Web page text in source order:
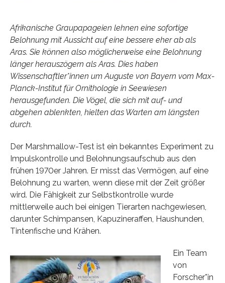
Afrikanische Graupapageien lehnen eine sofortige
Belohnung mit Aussicht auf eine bessere eher ab als
Aras. Sie können also möglicherweise eine Belohnung
länger herauszögern als Aras. Dies haben
Wissenschaftler*innen um Auguste von Bayern vom Max-
Planck-Institut für Ornithologie in Seewiesen
herausgefunden. Die Vögel, die sich mit auf- und
abgehen ablenkten, hielten das Warten am längsten
durch.
Der Marshmallow-Test ist ein bekanntes Experiment zu
Impulskontrolle und Belohnungsaufschub aus den
frühen 1970er Jahren. Er misst das Vermögen, auf eine
Belohnung zu warten, wenn diese mit der Zeit größer
wird. Die Fähigkeit zur Selbstkontrolle wurde
mittlerweile auch bei einigen Tierarten nachgewiesen,
darunter Schimpansen, Kapuzineraffen, Haushunden,
Tintenfische und Krähen.
Ein Team
von
Forscher*in